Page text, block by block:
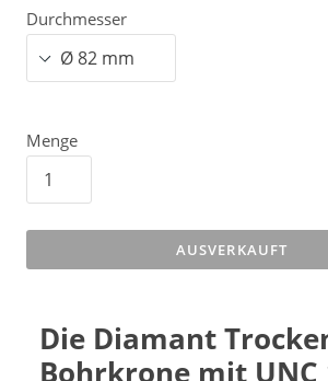
Durchmesser
Menge
AUSVERKAUFT
Die Diamant
Bohrkrone mit